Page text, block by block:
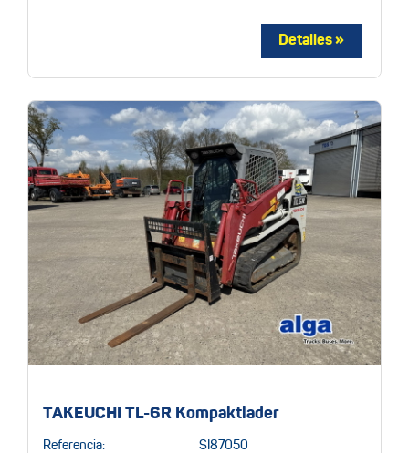
TAKEUCHI TL-6R Kompaktlader
Referencia: SI87050